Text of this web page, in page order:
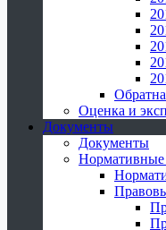
Оценка и
Документы
Документы